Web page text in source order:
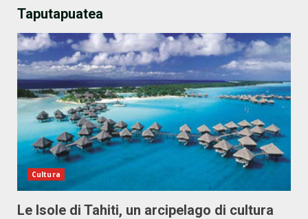
Taputapuatea
Cultura
Le Isole di Tahiti, un arcipelago di cultura